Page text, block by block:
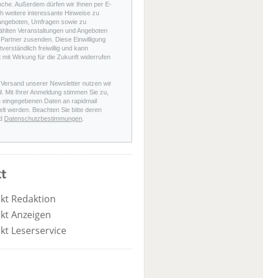
Außerdem dürfen wir Ihnen per E-
weitere interessante Hinweise zu
Umfragen sowie zu
Veranstaltungen und Angeboten
zusenden. Diese Einwilligung
freiwillig und kann
mit Wirkung für die Zukunft widerrufen
Versand unserer Newsletter nutzen wir
Mit Ihrer Anmeldung stimmen Sie zu,
eingegebenen Daten an rapidmail
werden. Beachten Sie bitte deren
Datenschutzbestimmungen
Redaktion
Anzeigen
Leserservice